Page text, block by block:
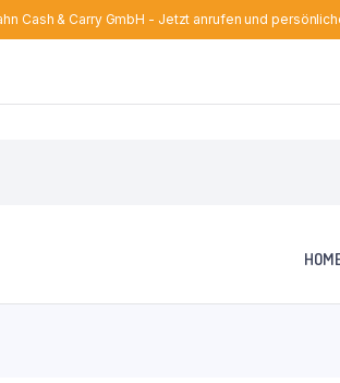
Cash & Carry GmbH - Jetzt anrufen und